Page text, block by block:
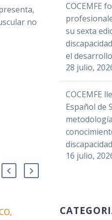
no
COCEMFE
su sexta
el desarrollo
28 julio,
COCEMFE
Español de
16 julio,